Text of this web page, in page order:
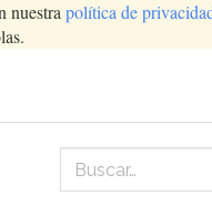
nuestra política de